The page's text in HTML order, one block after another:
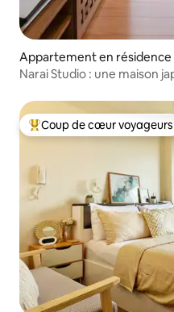
Appartement en résidence
Narai Studio : une maison
Coups de cœur voyageurs
Coup de cœur voyageurs